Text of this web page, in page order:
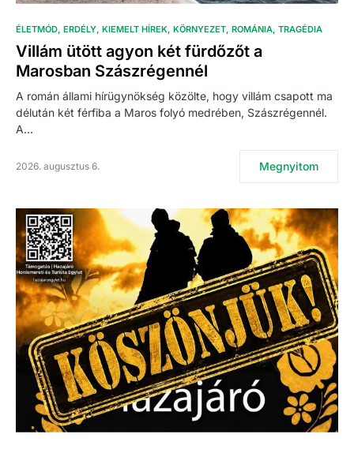
ÉLETMÓD ERDÉLY KIEMELT HÍREK KÖRNYEZET ROMÁNIA TRAGÉDIA
Villám ütött agyon két fürdőzőt a
Marosban Szászrégennél
A román állami hírügynökség közölte, hogy villám csapott ma
délután két férfiba a Maros folyó medrében, Szászrégennél.
A…
2026. augusztus 6. Megnyitom